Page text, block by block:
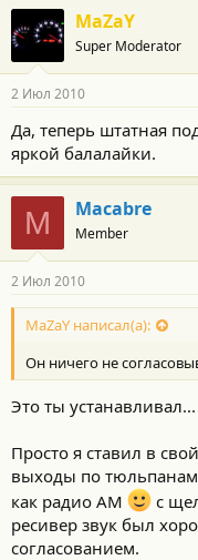
MaZaY
Super Moderator
2 Июл 2010
Да, теперь штатная
яркой балалайки.
M Macabre
Member
2 Июл 2010
MaZaY написал(а):
Он ничего не
Это ты
Просто я ставил в
выходы по тюльпанам
как радио АМ
с
ресивер звук был
согласованием.